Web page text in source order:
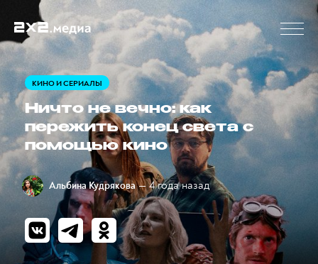
КИНО И СЕРИАЛЫ
Ничто не вечно: как
пережить конец света с
помощью кино
Альбина Кудрякова — 4 года назад